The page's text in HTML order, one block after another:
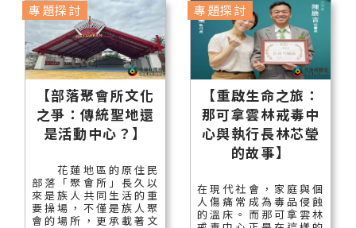
【部落聚會所文化
之爭：傳統聖地還
是活動中心？】
花蓮地區的原住民
部落「聚會所」長久以
來是族人共同生活的重
要操場，不僅是族人聚
會的場所，更承載著文
專題探討
【重啟生命之旅：
那可拿雲林戒毒中
心與執行長林芯瑩
的故事】
在現代社會，家庭與個
人傷痛常成為毒品侵蝕
的溫床。而那可拿雲林
專題探討